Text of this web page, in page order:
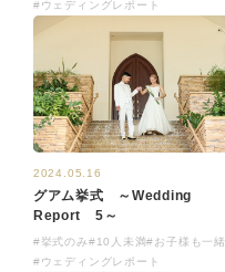
#ウェディングレポート
2024.05.16
グアム挙式 ～Wedding
Report 5～
#挙式のみ#10人未満#お子様も一緒
#ウェディングレポート